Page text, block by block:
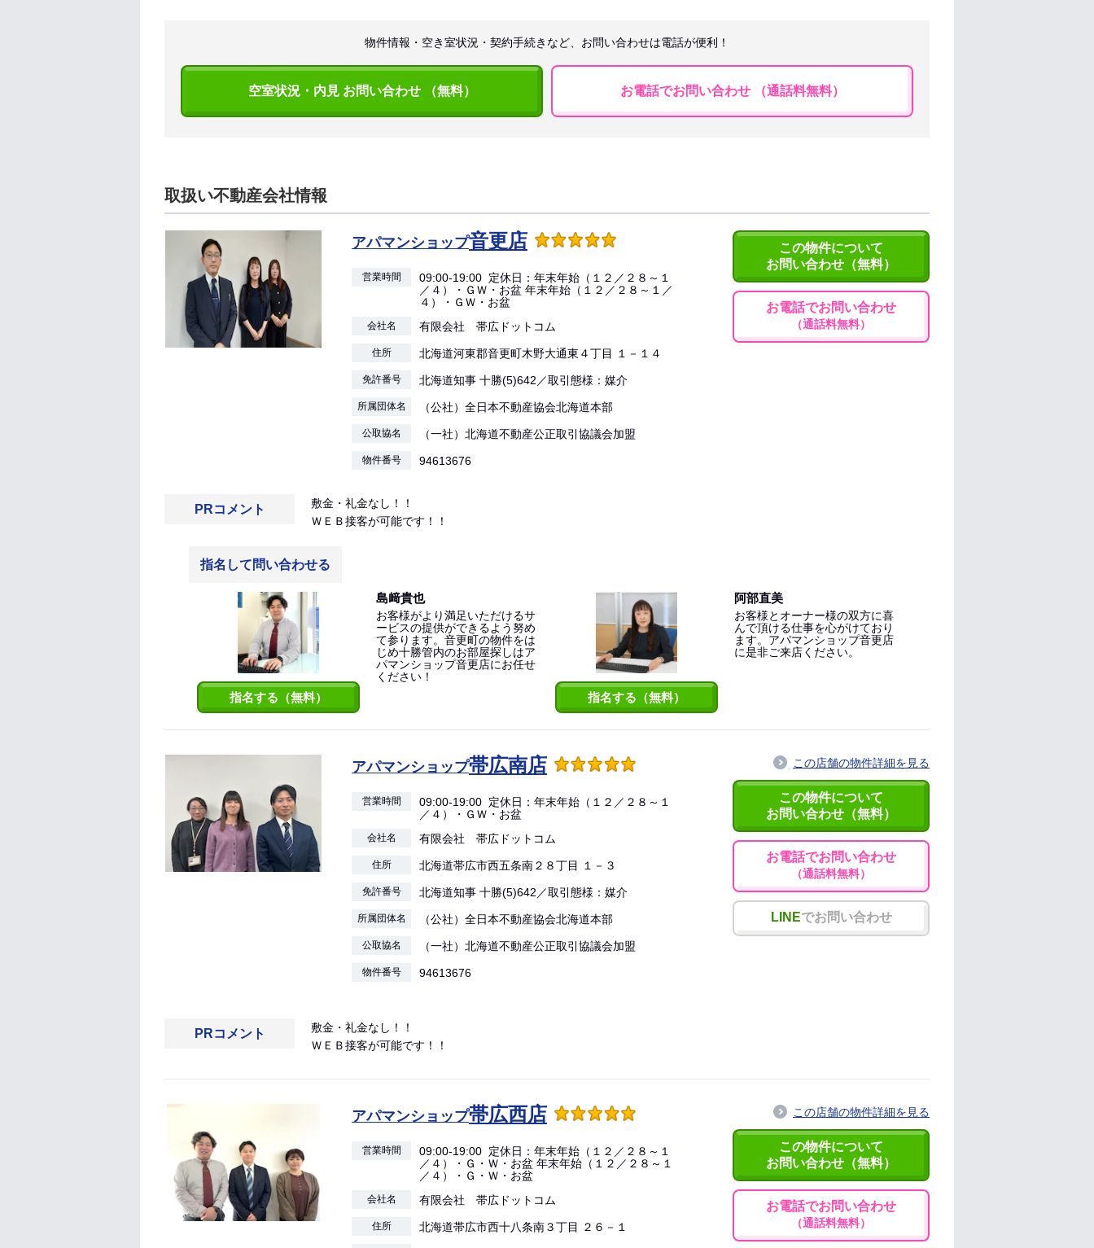
物件情報・空き室状況・契約手続きなど、お問い合わせは電話が便利！
空室状況・内見 お問い合わせ （無料） お電話でお問い合わせ （通話料無料）
取扱い不動産会社情報
アパマンショップ音更店
営業時間
09:00-19:00 定休日：年末年始（１２／２８～１
／４）・ＧＷ・お盆 年末年始（１２／２８～１／
４）・ＧＷ・お盆
会社名 有限会社 帯広ドットコム
住所 北海道河東郡音更町木野大通東４丁目 １－１４
免許番号 北海道知事 十勝(5)642／取引態様：媒介
所属団体名 （公社）全日本不動産協会北海道本部
公取協名 （一社）北海道不動産公正取引協議会加盟
物件番号 94613676
この物件について
お問い合わせ（無料）
お電話でお問い合わせ
（通話料無料）
PRコメント
敷金・礼金なし！！
ＷＥＢ接客が可能です！！
指名して問い合わせる
指名する（無料）
島﨑貴也
お客様がより満足いただけるサ
ービスの提供ができるよう努め
て参ります。音更町の物件をは
じめ十勝管内のお部屋探しはア
パマンショップ音更店にお任せ
ください！
指名する（無料）
阿部直美
お客様とオーナー様の双方に喜
んで頂ける仕事を心がけており
ます。アパマンショップ音更店
に是非ご来店ください。
アパマンショップ帯広南店
営業時間
09:00-19:00 定休日：年末年始（１２／２８～１
／４）・ＧＷ・お盆
会社名 有限会社 帯広ドットコム
住所 北海道帯広市西五条南２８丁目 １－３
免許番号 北海道知事 十勝(5)642／取引態様：媒介
所属団体名 （公社）全日本不動産協会北海道本部
公取協名 （一社）北海道不動産公正取引協議会加盟
物件番号 94613676
この店舗の物件詳細を見る
この物件について
お問い合わせ（無料）
お電話でお問い合わせ
（通話料無料）
LINEでお問い合わせ
PRコメント
敷金・礼金なし！！
ＷＥＢ接客が可能です！！
アパマンショップ帯広西店
営業時間
09:00-19:00 定休日：年末年始（１２／２８～１
／４）・Ｇ・Ｗ・お盆 年末年始（１２／２８～１
／４）・Ｇ・Ｗ・お盆
会社名 有限会社 帯広ドットコム
住所 北海道帯広市西十八条南３丁目 ２６－１
この店舗の物件詳細を見る
この物件について
お問い合わせ（無料）
お電話でお問い合わせ
（通話料無料）